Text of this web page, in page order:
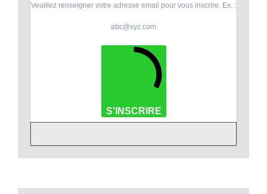
Veuillez renseigner votre adresse email pour vous inscrire. Ex. :
abc@xyz.com
S'INSCRIRE